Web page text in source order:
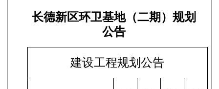
长德新区环卫基地（二期）规划
公告
建设工程规划公告